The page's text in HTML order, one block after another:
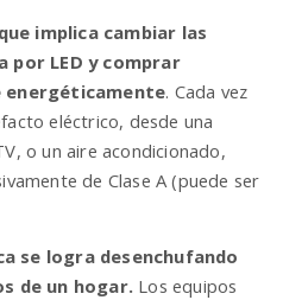
implica cambiar las
por LED y comprar
. Cada vez
eléctrico, desde una
o un aire acondicionado,
de Clase A (puede ser
se logra desenchufando
de un hogar. Los equipos